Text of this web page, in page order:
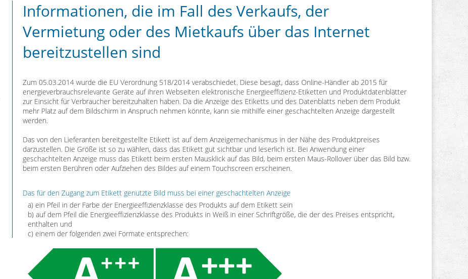
Informationen, die im Fall des Verkaufs, der
Vermietung oder des Mietkaufs über das Internet
bereitzustellen sind
Zum 05.03.2014 wurde die EU Verordnung 518/2014 verabschiedet. Diese besagt, dass Online-Händler ab 2015 für
energieverbrauchsrelevante Geräte auf ihren Webseiten elektronische Energieeffizienz-Etiketten und Produktdatenblätter
zur Einsicht für Verbraucher bereitzuhalten haben. Da die Anzeige des Etiketts und des Datenblatts neben dem Produkt
mehr Platz auf dem Bildschirm in Anspruch nehmen könnte, kann sie mithilfe einer geschachtelten Anzeige dargestellt
werden.
Das von den Lieferanten bereitgestellte Etikett ist auf dem Anzeigemechanismus in der Nähe des Produktpreises
darzustellen. Die Größe ist so zu wählen, dass das Etikett gut sichtbar und leserlich ist. Bei Anwendung einer
geschachtelten Anzeige muss das Etikett beim ersten Mausklick auf das Bild, beim ersten Maus-Rollover über das Bild bzw.
beim ersten Berühren oder Aufziehen des Bildes auf einem Touchscreen erscheinen.
Das für den Zugang zum Etikett genutzte Bild muss bei einer geschachtelten Anzeige
a) ein Pfeil in der Farbe der Energieeffizienzklasse des Produkts auf dem Etikett sein
b) auf dem Pfeil die Energieeffizienzklasse des Produkts in Weiß in einer Schriftgröße, die der des Preises entspricht,
enthalten und
c) einem der folgenden zwei Formate entsprechen: